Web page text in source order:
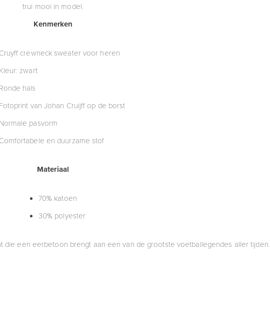
trui mooi in model.
Kenmerken
Cruyff crewneck sweater voor heren
Kleur: zwart
Ronde hals
Fotoprint van Johan Cruijff op de borst
Normale pasvorm
Comfortabele en duurzame stof
Materiaal
70% katoen
30% polyester
die een eerbetoon brengt aan een van de grootste voetballegendes aller tijden.